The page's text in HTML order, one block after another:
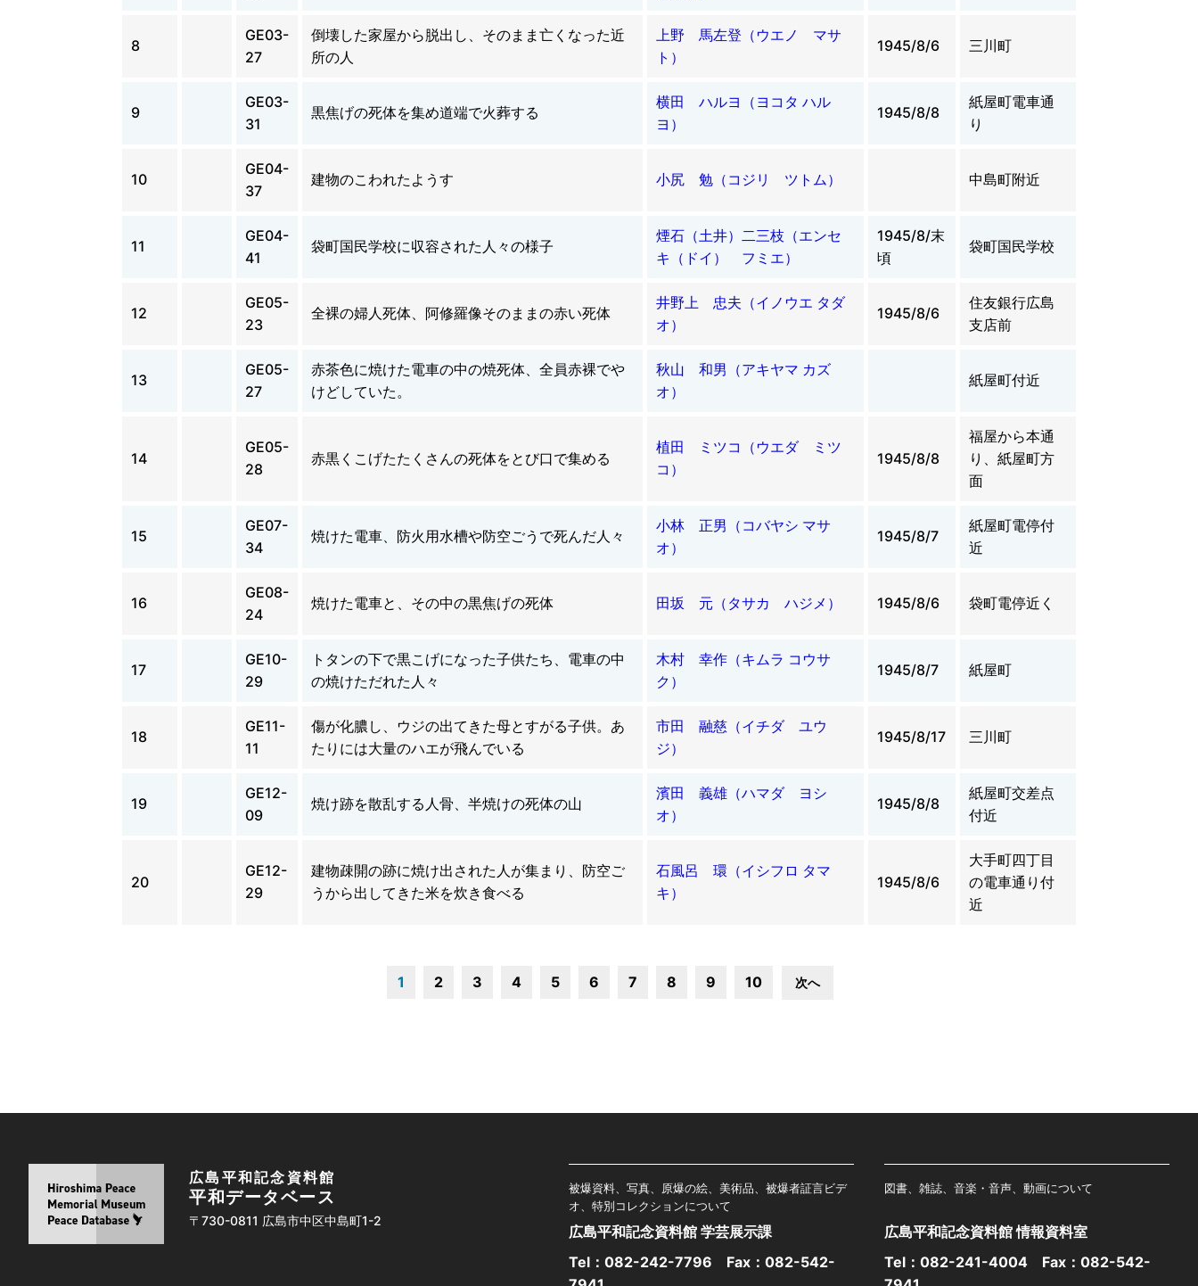
8
GE03-
27
倒壊した家屋から脱出し、そのまま亡くなった近
所の人
上野 馬左登（ウエノ マサ
ト）
1945/8/6 三川町
9
GE03-
31
黒焦げの死体を集め道端で火葬する
横田 ハルヨ（ヨコタ ハル
ヨ）
1945/8/8
紙屋町電車通
り
10
GE04-
37
建物のこわれたようす 小尻 勉（コジリ ツトム） 中島町附近
11
GE04-
41
袋町国民学校に収容された人々の様子
煙石（土井）二三枝（エンセ
キ（ドイ） フミエ）
1945/8/末
頃
袋町国民学校
12
GE05-
23
全裸の婦人死体、阿修羅像そのままの赤い死体
井野上 忠夫（イノウエ タダ
オ）
1945/8/6
住友銀行広島
支店前
13
GE05-
27
赤茶色に焼けた電車の中の焼死体、全員赤裸でや
けどしていた。
秋山 和男（アキヤマ カズ
オ）
紙屋町付近
14
GE05-
28
赤黒くこげたたくさんの死体をとび口で集める
植田 ミツコ（ウエダ ミツ
コ）
1945/8/8
福屋から本通
り、紙屋町方
面
15
GE07-
34
焼けた電車、防火用水槽や防空ごうで死んだ人々
小林 正男（コバヤシ マサ
オ）
1945/8/7
紙屋町電停付
近
16
GE08-
24
焼けた電車と、その中の黒焦げの死体 田坂 元（タサカ ハジメ） 1945/8/6 袋町電停近く
17
GE10-
29
トタンの下で黒こげになった子供たち、電車の中
の焼けただれた人々
木村 幸作（キムラ コウサ
ク）
1945/8/7 紙屋町
18
GE11-
11
傷が化膿し、ウジの出てきた母とすがる子供。あ
たりには大量のハエが飛んでいる
市田 融慈（イチダ ユウ
ジ）
1945/8/17 三川町
19
GE12-
09
焼け跡を散乱する人骨、半焼けの死体の山
濱田 義雄（ハマダ ヨシ
オ）
1945/8/8
紙屋町交差点
付近
20
GE12-
29
建物疎開の跡に焼け出された人が集まり、防空ご
うから出してきた米を炊き食べる
石風呂 環（イシフロ タマ
キ）
1945/8/6
大手町四丁目
の電車通り付
近
1 2 3 4 5 6 7 8 9 10 次へ
広島平和記念資料館
平和データベース
〒730-0811 広島市中区中島町1-2
被爆資料、写真、原爆の絵、美術品、被爆者証言ビデ
オ、特別コレクションについて
広島平和記念資料館 学芸展示課
Tel： 082-242-7796 Fax：082-542-
図書、雑誌、音楽・音声、動画について
広島平和記念資料館 情報資料室
Tel： 082-241-4004 Fax：082-542-